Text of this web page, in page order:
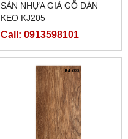
SÀN NHỰA GIẢ GỖ DÁN
KEO KJ205
Call: 0913598101